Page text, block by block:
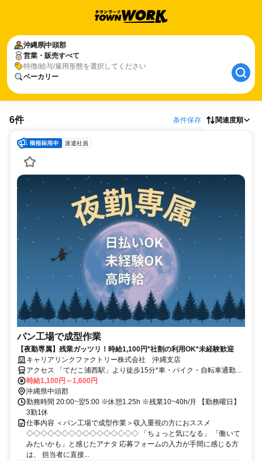
沖縄県中頭郡
営業・販売すべて
特徴/給与/雇用形態を選択してください
ベーカリー
6件 条件保存 関連度順
派遣社員
パン工場で成型作業
【夜勤専属】残業ガッツリ！時給1,100円*社割の利用OK*未経験歓迎
キャリアリンクファクトリー株式会社 沖縄支店
アクセス 「てだこ浦西駅」より徒歩15分*車・バイク・自転車通勤可
（無料駐車場有）
時給1,100円～1,600円
沖縄県中頭郡
勤務時間 20:00~翌5:00 ※休憩1.25h ※残業10~40h/月 【勤務曜日】
3勤1休
仕事内容 ＜パン工場で成型作業＞収入重視の方におススメ
◇◇◇◇◇◇◇◇◇◇◇◇◇◇◇◇ 「ちょっと気になる」 「働いて
みたいかも」と感じたアナタ 応募フォームの入力が手間に感じる方
は、 担当者に直接...